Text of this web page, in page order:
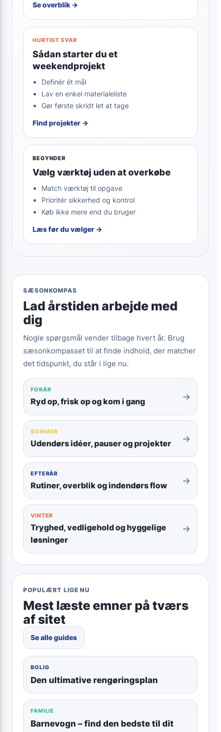
Se overblik →
HURTIGT SVAR
Sådan starter du et
weekendprojekt
Definér ét mål
Lav en enkel materialeliste
Gør første skridt let at tage
Find projekter →
BEGYNDER
Vælg værktøj uden at overkøbe
Match værktøj til opgave
Prioritér sikkerhed og kontrol
Køb ikke mere end du bruger
Læs før du vælger →
SÆSONKOMPAS
Lad årstiden arbejde med
dig
Nogle spørgsmål vender tilbage hvert år. Brug
sæsonkompasset til at finde indhold, der matcher
det tidspunkt, du står i lige nu.
FORÅR
Ryd op, frisk op og kom i gang →
SOMMER
Udendørs idéer, pauser og projekter →
EFTERÅR
Rutiner, overblik og indendørs flow →
VINTER
Tryghed, vedligehold og hyggelige
løsninger
→
POPULÆRT LIGE NU
Mest læste emner på tværs
af sitet
Se alle guides
BOLIG
Den ultimative rengøringsplan
FAMILIE
Barnevogn – find den bedste til dit